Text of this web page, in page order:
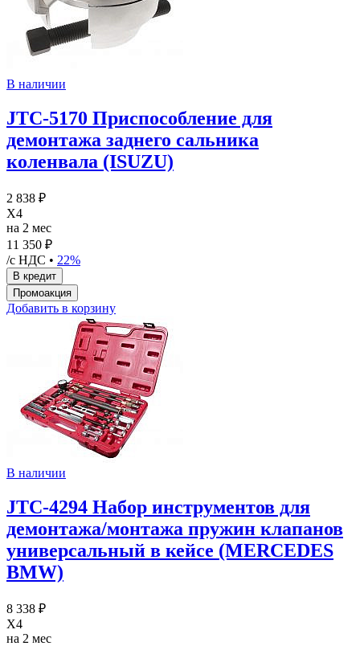
В наличии
JTC-5170 Приспособление для
демонтажа заднего сальника
коленвала (ISUZU)
2 838 ₽
X4
на 2 мес
11 350 ₽
/с НДС • 22%
Добавить в корзину
В наличии
JTC-4294 Набор инструментов для
демонтажа/монтажа пружин клапанов
универсальный в кейсе (MERCEDES
BMW)
8 338 ₽
X4
на 2 мес